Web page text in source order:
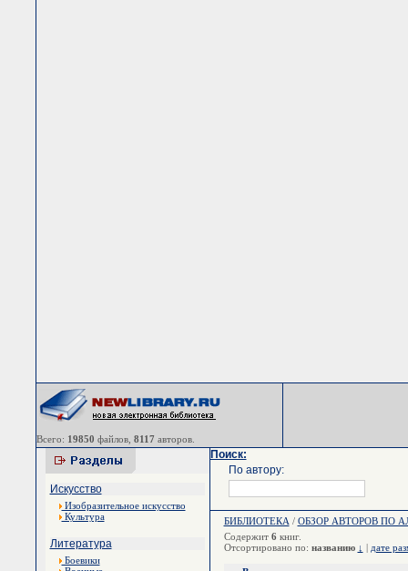
Всего: 19850 файлов, 8117 авторов.
Искусство
Изобразительное искусство
Культура
Литература
Боевики
Поиск:
По автору:
БИБЛИОТЕКА / ОБЗОР АВТОРОВ ПО
Содержит 6 книг.
Отсортировано по: названию ↓ | дате